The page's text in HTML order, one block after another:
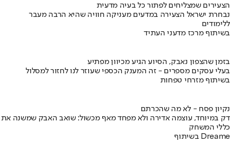
הצעירים שמצליחים לפתור כל בעיה מדעית
נבחרת ישראל הצעירה במדעים מעניקה חוויה שהיא הרבה מעבר
ללימודים
בשיתוף מרכז מדעני העתיד
בזמן שהצפון נאבק, הסיוע הגיע מכיוון מפתיע
בעלי עסקים מספרים - זה המענק הכספי שעוזר לנו לחזור למסלול
בשיתוף מזרחי טפחות
נקיון פסח - לא מה שהכרתם
דק במיוחד, עוצמה אדירה ולא מפחד מאף מכשול: שואב האבק שמשנה את
כללי המשחק
בשיתוף Dreame